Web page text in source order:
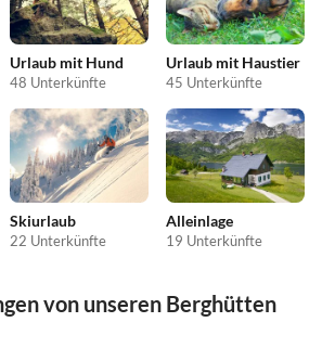
Urlaub mit Hund
48 Unterkünfte
Urlaub mit Haustier
45 Unterkünfte
Skiurlaub
22 Unterkünfte
Alleinlage
19 Unterkünfte
von unseren Berghütten